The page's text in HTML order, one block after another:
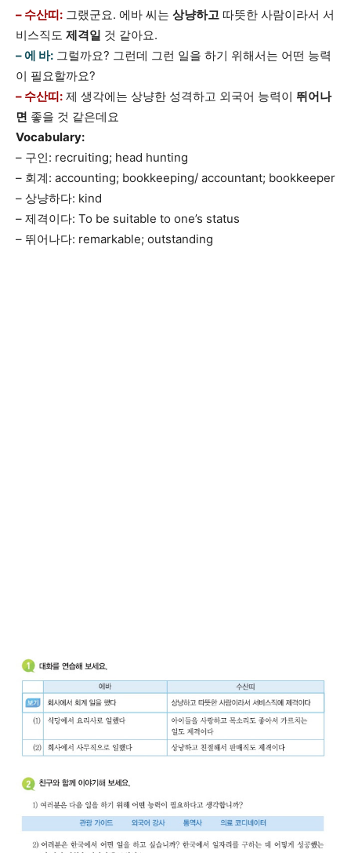
– 수산띠: 그랬군요. 에바 씨는 상냥하고 따뜻한 사람이라서 서
비스직도 제격일 것 같아요.
– 에 바: 그럴까요? 그런데 그런 일을 하기 위해서는 어떤 능력
이 필요할까요?
– 수산띠: 제 생각에는 상냥한 성격하고 외국어 능력이 뛰어나
면 좋을 것 같은데요
Vocabulary:
– 구인: recruiting; head hunting
– 회계: accounting; bookkeeping/ accountant; bookkeeper
– 상냥하다: kind
– 제격이다: To be suitable to one’s status
– 뛰어나다: remarkable; outstanding